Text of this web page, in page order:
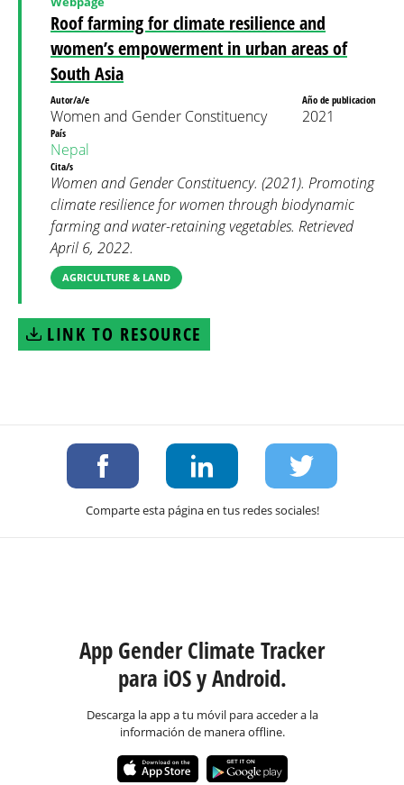
Roof farming for climate resilience and
women’s empowerment in urban areas of
South Asia
Autor/a/e
Women and Gender Constituency
Año de publicacion
2021
País
Nepal
Cita/s
Women and Gender Constituency. (2021). Promoting
climate resilience for women through biodynamic
farming and water-retaining vegetables. Retrieved
April 6, 2022.
AGRICULTURE & LAND
LINK TO RESOURCE
Comparte esta página en tus redes sociales!
App Gender Climate Tracker
para iOS y Android.
Descarga la app a tu móvil para acceder a la
información de manera offline.